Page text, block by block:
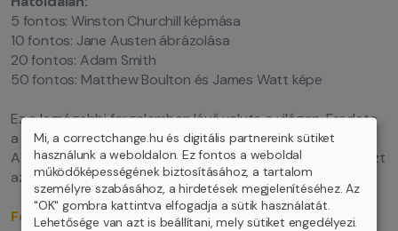
5 fontos: Winston Churchill képmása
10 fontos: Jane Austen ábrázolása
20 fontos: Adam Smith
50 fontos: Matthew Boulton és James Watt képe
Ez a legrégebbi forgalomban lévő valuta a világon. Eredete
a 8. századra tehető.
A negyedik legnagyobb forgalmat lebonyolító pénznem, ezt
az amerikai dollár, az euró és a japán jen előzi meg.
Forgalomban lévő bankjegyek
Mi, a correctchange.hu és digitális partnereink sütiket
használunk a weboldalon. Ez fontos a weboldal
működőképességének biztosításához, a tartalom
személyre szabásához, a hirdetések megjelenítéséhez. Az
"OK" gombra kattintva elfogadja a sütik használatát.
Lehetősége van azt is beállítani, mely sütiket engedélyezi.